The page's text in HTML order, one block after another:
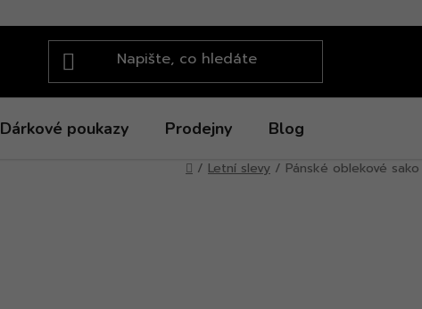
Dárkové poukazy Prodejny Blog
Domů
/ Letní slevy / Pánské oblekové